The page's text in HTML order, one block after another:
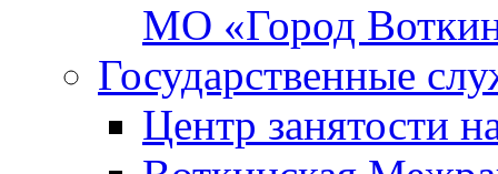
МО «Город
Государственные
Центр занятости